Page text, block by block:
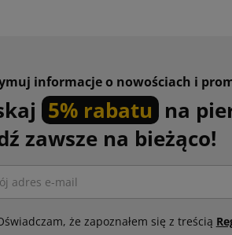
informacje o nowościach i
5% rabatu na
zawsze na bieżąco!
że zapoznałem się z treścią